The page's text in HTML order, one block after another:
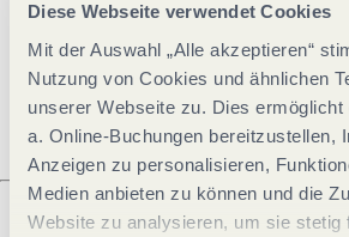
Diese Webseite verwendet Cookies
Mit der Auswahl „Alle akzeptieren“
Nutzung von Cookies und ähnlichen
unserer Webseite zu. Dies ermöglicht
a. Online-Buchungen bereitzustellen,
Anzeigen zu personalisieren,
Medien anbieten zu können und die
Website zu analysieren, um sie stetig
Ruhetage